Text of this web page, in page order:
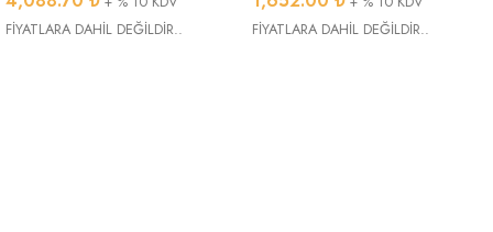
FİYATLARA DAHİL DEĞİLDİR..
FİYATLARA DAHİL DEĞİLDİR..